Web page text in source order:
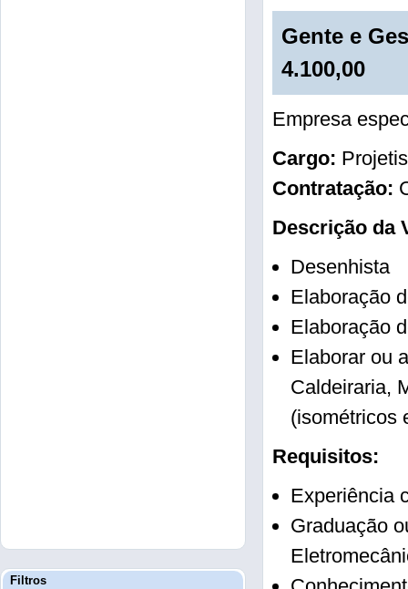
Filtros
Gente e
4.100,00
Empresa
Cargo:
Contratação:
Descrição da
Desenhista
Elaboração
Elaboração
Elaborar ou
Caldeiraria,
(isométricos
Requisitos:
Experiência
Graduação